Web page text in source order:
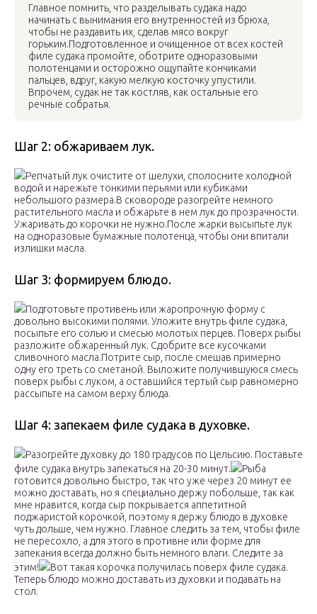
Главное помнить, что разделывать судака надо
начинать с вынимания его внутренностей из брюха,
чтобы не раздавить их, сделав мясо вокруг
горьким.Подготовленное и очищенное от всех костей
филе судака промойте, оботрите одноразовыми
полотенцами и осторожно ощупайте кончиками
пальцев, вдруг, какую мелкую косточку упустили.
Впрочем, судак не так костляв, как остальные его
речные собратья.
Шаг 2: обжариваем лук.
Репчатый лук очистите от шелухи, сполосните холодной
водой и нарежьте тонкими перьями или кубиками
небольшого размера.В сковороде разогрейте немного
растительного масла и обжарьте в нем лук до прозрачности.
Ужаривать до корочки не нужно.После жарки высыпьте лук
на одноразовые бумажные полотенца, чтобы они впитали
излишки масла.
Шаг 3: формируем блюдо.
Подготовьте противень или жаропрочную форму с
довольно высокими полями. Уложите внутрь филе судака,
посыпьте его солью и смесью молотых перцев. Поверх рыбы
разложите обжаренный лук. Сдобрите все кусочками
сливочного масла.Потрите сыр, после смешав примерно
одну его треть со сметаной. Выложите получившуюся смесь
поверх рыбы с луком, а оставшийся тертый сыр равномерно
рассыпьте на самом верху блюда.
Шаг 4: запекаем филе судака в духовке.
Разогрейте духовку до 180 градусов по Цельсию. Поставьте
филе судака внутрь запекаться на 20-30 минут.
Рыба
готовится довольно быстро, так что уже через 20 минут ее
можно доставать, но я специально держу побольше, так как
мне нравится, когда сыр покрывается аппетитной
поджаристой корочкой, поэтому я держу блюдо в духовке
чуть дольше, чем нужно. Главное следить за тем, чтобы филе
не пересохло, а для этого в противне или форме для
запекания всегда должно быть немного влаги. Следите за
этим!
Вот такая корочка получилась поверх филе судака.
Теперь блюдо можно доставать из духовки и подавать на
стол.